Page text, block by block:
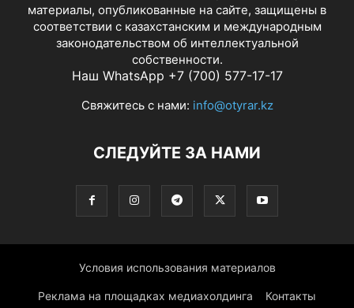
материалы, опубликованные на сайте, защищены в
соответствии с казахстанским и международным
законодательством об интеллектуальной
собственности.
Наш WhatsApp +7 (700) 577-17-17
Свяжитесь с нами: info@otyrar.kz
СЛЕДУЙТЕ ЗА НАМИ
Условия использования материалов
Реклама на площадках медиахолдинга Контакты